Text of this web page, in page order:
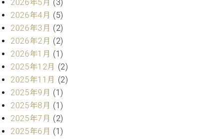
サ
ー
ト
ア
プ
ラ
イ
ト
ピ
ア
ノ
室
ご
愛
用
者
の
教
拶
展
示
情
報
ホー
ル・
スタ
ジオ
レン
タル
ホー
2026年5月 (3)
2026年4月 (5)
2026年3月 (2)
2026年2月 (2)
2026年1月 (1)
2025年12月 (2)
2025年11月 (2)
2025年9月 (1)
2025年8月 (1)
2025年7月 (2)
2025年6月 (1)